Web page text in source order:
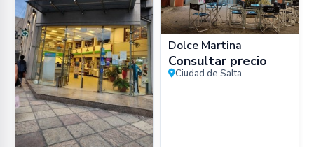
Dolce Martina
Consultar precio
Ciudad de Salta